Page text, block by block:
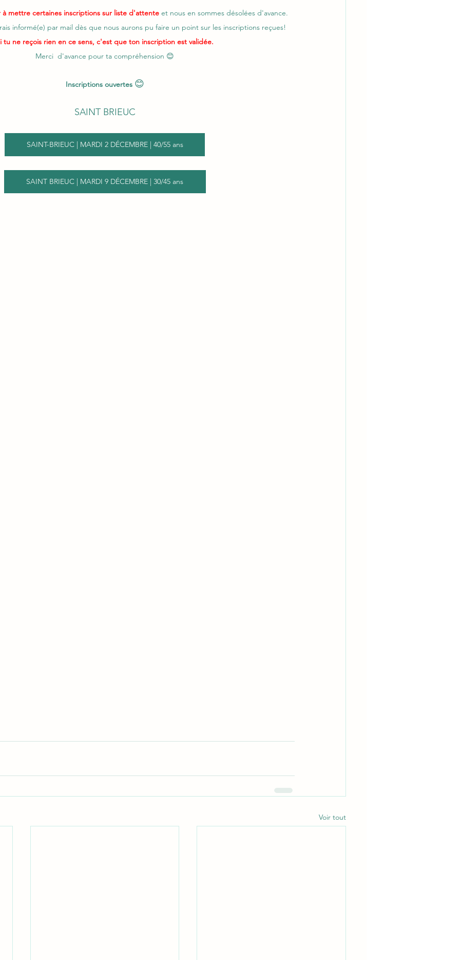
mettre certaines inscriptions sur liste d'attente et nous en sommes désolées d'avance.
informé(e) par mail dès que nous aurons pu faire un point sur les inscriptions reçues!
tu ne reçois rien en ce sens, c'est que ton inscription est validée.
Merci  d'avance pour ta compréhension 😊
Inscriptions ouvertes 😊
SAINT BRIEUC
SAINT-BRIEUC | MARDI 2 DÉCEMBRE | 40/55 ans
SAINT BRIEUC | MARDI 9 DÉCEMBRE | 30/45 ans
Voir tout